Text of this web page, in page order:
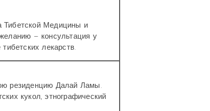
Тибетской Медицины и
– консультация у
лекарств.
резиденцию Далай Ламы.
кукол, этнографический